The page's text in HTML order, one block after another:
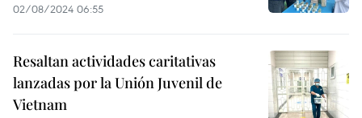
02/08/2024 06:55
Resaltan actividades caritativas
lanzadas por la Unión Juvenil de
Vietnam